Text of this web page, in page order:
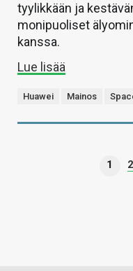
tyylikkään ja
monipuoliset
kanssa.
Lue lisää
Huawei Mainos
1 2